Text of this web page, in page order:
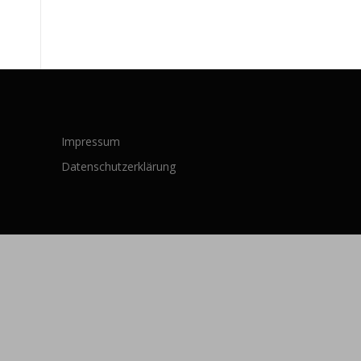
Impressum
Datenschutzerklärung